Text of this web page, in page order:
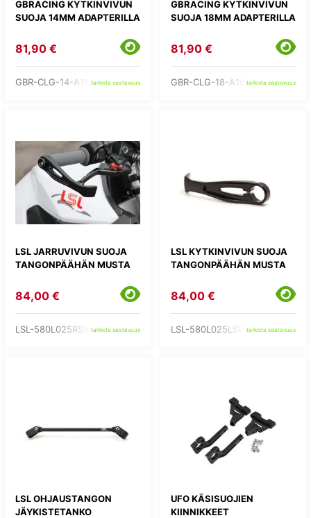
GBRACING KYTKINVIVUN
SUOJA 14MM ADAPTERILLA
81,90 €
GBR-CLG-14-A160tarkista saatavuus
GBRACING KYTKINVIVUN
SUOJA 18MM ADAPTERILLA
81,90 €
GBR-CLG-18-A160tarkista saatavuus
LSL JARRUVIVUN SUOJA
TANGONPÄÄHÄN MUSTA
84,00 €
LSL-580L025RSWtarkista saatavuus
LSL KYTKINVIVUN SUOJA
TANGONPÄÄHÄN MUSTA
84,00 €
LSL-580L025LSW tarkista saatavuus
LSL OHJAUSTANGON
JÄYKISTETANKO
UFO KÄSISUOJIEN
KIINNIKKEET